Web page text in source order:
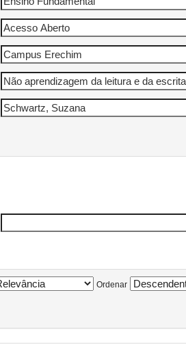
Ordenar